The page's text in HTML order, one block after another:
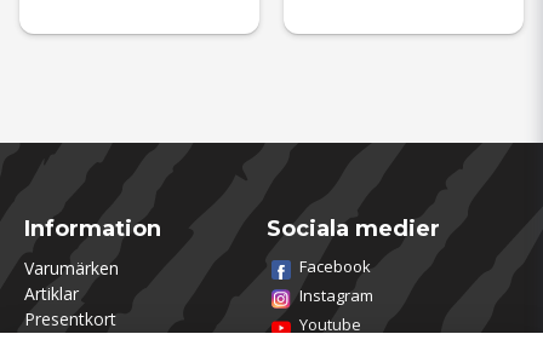
Information
Varumärken
Artiklar
Presentkort
Sociala medier
Facebook
Instagram
Youtube